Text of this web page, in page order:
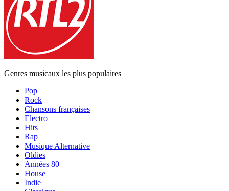
Genres musicaux les plus populaires
Pop
Rock
Chansons françaises
Electro
Hits
Rap
Musique Alternative
Oldies
Années 80
House
Indie